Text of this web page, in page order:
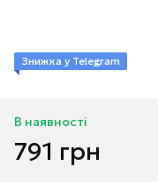
Знижка у Telegram
В наявності
791 грн